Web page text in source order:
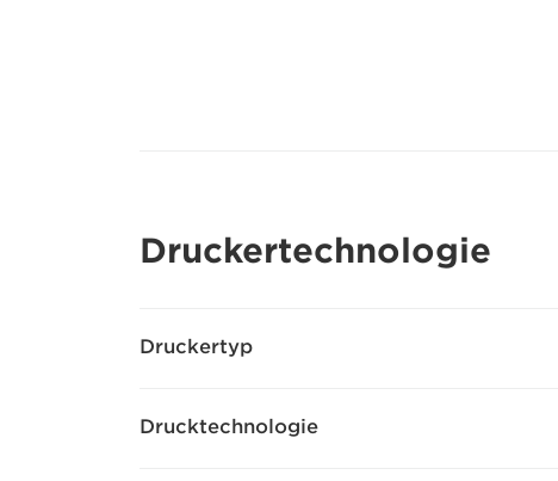
Druckertechnologie
Druckertyp
Drucktechnologie